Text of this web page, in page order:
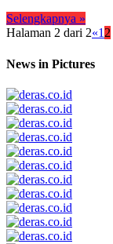
Selengkapnya »
Halaman 2 dari 2«1 2
News in Pictures